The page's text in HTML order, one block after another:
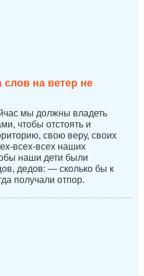
на ветер не
мы должны владеть
чтобы отстоять и
свою веру, своих
всех-всех наших
наши дети были
дедов: — сколько бы к
получали отпор.